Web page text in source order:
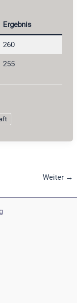
Ergebnis
260
255
Weiter →